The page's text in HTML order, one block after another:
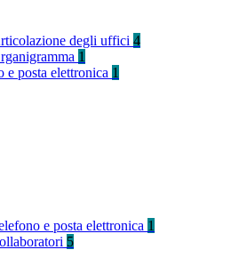
degli uffici 4
1
e posta elettronica 1
e posta elettronica 1
5